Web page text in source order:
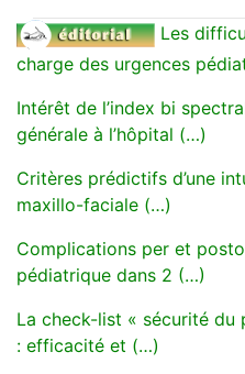
Les
charge des
Intérêt de l’index bi
générale à l’hôpital (…)
Critères prédictifs d’une
maxillo-faciale (…)
Complications per et
pédiatrique dans 2 (…)
La check-list « sécurité
: efficacité et (…)